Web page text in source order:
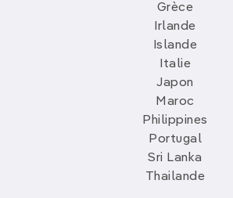
Grèce
Irlande
Islande
Italie
Japon
Maroc
Philippines
Portugal
Sri Lanka
Thailande